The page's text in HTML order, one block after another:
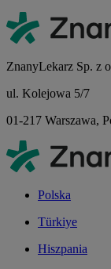
ZnanyLekarz Sp. z
ul. Kolejowa 5/7
01-217 Warszawa,
Polska
Türkiye
Hiszpania